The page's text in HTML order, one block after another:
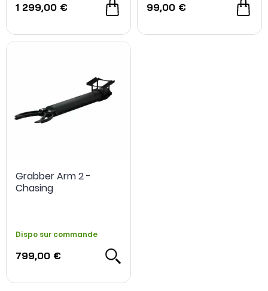
1 299,00 € 99,00 €
Grabber Arm 2 -
Chasing
Dispo sur commande
799,00 €